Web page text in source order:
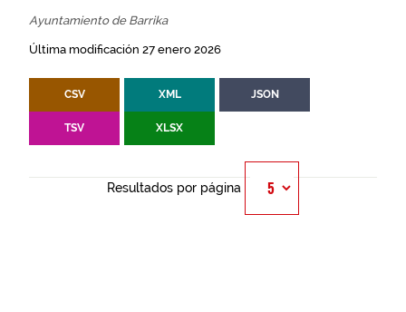
Ayuntamiento de Barrika
Última modificación 27 enero 2026
CSV XML JSON
TSV XLSX
Resultados por página